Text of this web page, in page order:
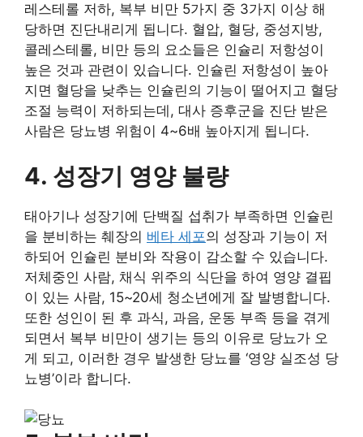
레스테롤 저하, 복부 비만 5가지 중 3가지 이상 해
당하면 진단내리게 됩니다. 혈압, 혈당, 중성지방,
콜레스테롤, 비만 등의 요소들은 인슐리 저항성이
높은 것과 관련이 있습니다. 인슐린 저항성이 높아
지면 혈당을 낮추는 인슐린의 기능이 떨어지고 혈당
조절 능력이 저하되는데, 대사 증후군을 진단 받은
사람은 당뇨병 위험이 4~6배 높아지게 됩니다.
4. 성장기 영양 불량
태아기나 성장기에 단백질 섭취가 부족하면 인슐린
을 분비하는 췌장의 베타 세포의 성장과 기능이 저
하되어 인슐린 분비와 작용이 감소할 수 있습니다.
저체중인 사람, 채식 위주의 식단을 하여 영양 결핍
이 있는 사람, 15~20세 청소년에게 잘 발병합니다.
또한 성인이 된 후 과식, 과음, 운동 부족 등을 겪게
되면서 복부 비만이 생기는 등의 이유로 당뇨가 오
게 되고, 이러한 경우 발생한 당뇨를 ‘영양 실조성 당
뇨병’이라 합니다.